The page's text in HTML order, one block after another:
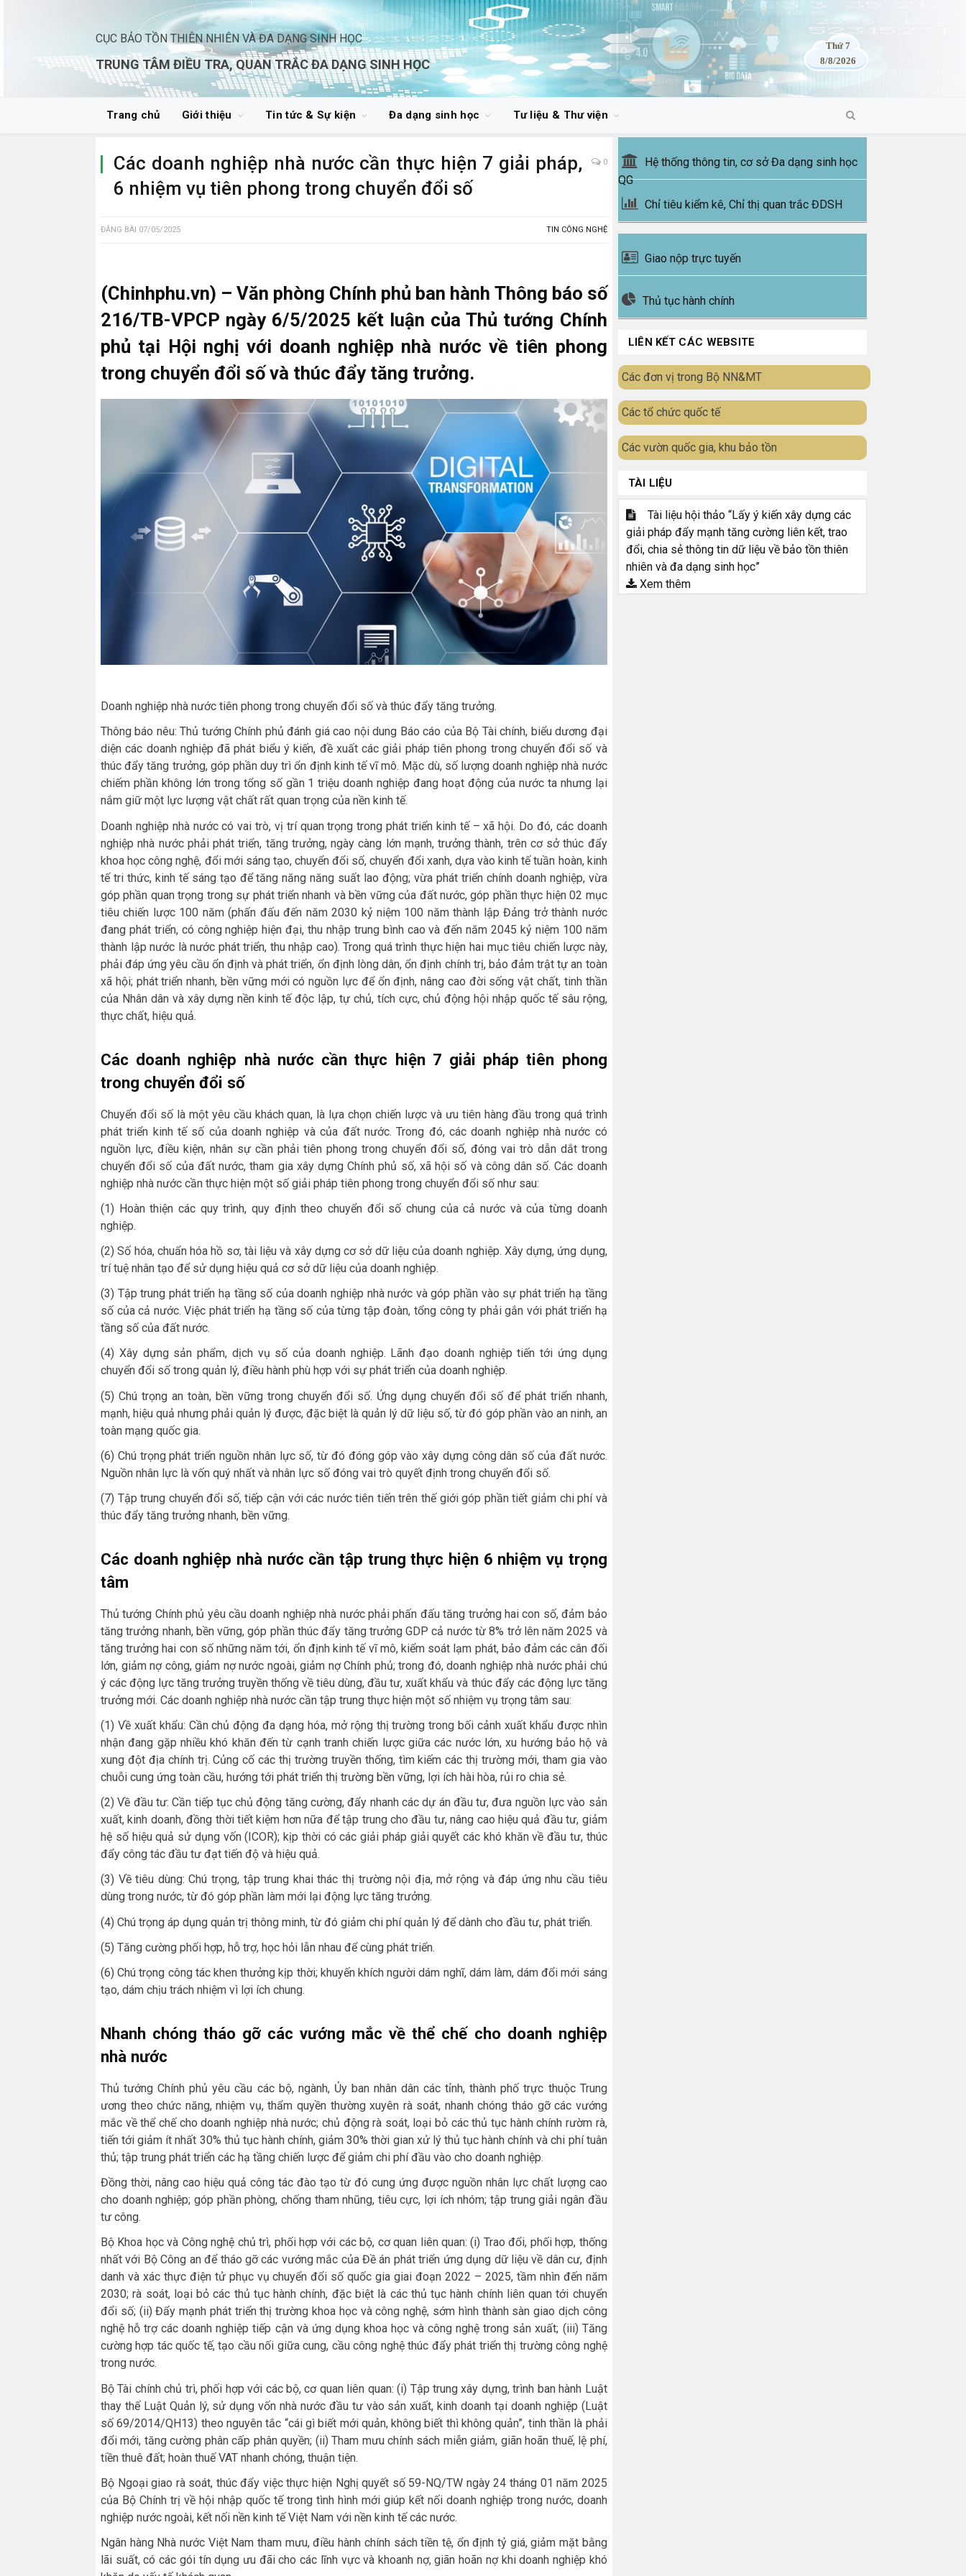
CỤC BẢO TỒN THIÊN NHIÊN VÀ ĐA DẠNG SINH HỌC
TRUNG TÂM ĐIỀU TRA, QUAN TRẮC ĐA DẠNG SINH HỌC
Thứ 7
8/8/2026
Trang chủ Giới thiệu Tin tức & Sự kiện Đa dạng sinh học Tư liệu & Thư viện
Các doanh nghiệp nhà nước cần thực hiện 7 giải pháp,
6 nhiệm vụ tiên phong trong chuyển đổi số
0
ĐĂNG BÀI 07/05/2025 TIN CÔNG NGHỆ
(Chinhphu.vn) – Văn phòng Chính phủ ban hành Thông báo số
216/TB-VPCP ngày 6/5/2025 kết luận của Thủ tướng Chính
phủ tại Hội nghị với doanh nghiệp nhà nước về tiên phong
trong chuyển đổi số và thúc đẩy tăng trưởng.
Doanh nghiệp nhà nước tiên phong trong chuyển đổi số và thúc đẩy tăng trưởng.
Thông báo nêu: Thủ tướng Chính phủ đánh giá cao nội dung Báo cáo của Bộ Tài chính, biểu dương đại
diện các doanh nghiệp đã phát biểu ý kiến, đề xuất các giải pháp tiên phong trong chuyển đổi số và
thúc đẩy tăng trưởng, góp phần duy trì ổn định kinh tế vĩ mô. Mặc dù, số lượng doanh nghiệp nhà nước
chiếm phần không lớn trong tổng số gần 1 triệu doanh nghiệp đang hoạt động của nước ta nhưng lại
nắm giữ một lực lượng vật chất rất quan trọng của nền kinh tế.
Doanh nghiệp nhà nước có vai trò, vị trí quan trọng trong phát triển kinh tế – xã hội. Do đó, các doanh
nghiệp nhà nước phải phát triển, tăng trưởng, ngày càng lớn mạnh, trưởng thành, trên cơ sở thúc đẩy
khoa học công nghệ, đổi mới sáng tạo, chuyển đổi số, chuyển đổi xanh, dựa vào kinh tế tuần hoàn, kinh
tế tri thức, kinh tế sáng tạo để tăng năng năng suất lao động; vừa phát triển chính doanh nghiệp, vừa
góp phần quan trọng trong sự phát triển nhanh và bền vững của đất nước, góp phần thực hiện 02 mục
tiêu chiến lược 100 năm (phấn đấu đến năm 2030 kỷ niệm 100 năm thành lập Đảng trở thành nước
đang phát triển, có công nghiệp hiện đại, thu nhập trung bình cao và đến năm 2045 kỷ niệm 100 năm
thành lập nước là nước phát triển, thu nhập cao). Trong quá trình thực hiện hai mục tiêu chiến lược này,
phải đáp ứng yêu cầu ổn định và phát triển, ổn định lòng dân, ổn định chính trị, bảo đảm trật tự an toàn
xã hội; phát triển nhanh, bền vững mới có nguồn lực để ổn định, nâng cao đời sống vật chất, tinh thần
của Nhân dân và xây dựng nền kinh tế độc lập, tự chủ, tích cực, chủ động hội nhập quốc tế sâu rộng,
thực chất, hiệu quả.
Các doanh nghiệp nhà nước cần thực hiện 7 giải pháp tiên phong
trong chuyển đổi số
Chuyển đổi số là một yêu cầu khách quan, là lựa chọn chiến lược và ưu tiên hàng đầu trong quá trình
phát triển kinh tế số của doanh nghiệp và của đất nước. Trong đó, các doanh nghiệp nhà nước có
nguồn lực, điều kiện, nhân sự cần phải tiên phong trong chuyển đổi số, đóng vai trò dẫn dắt trong
chuyển đổi số của đất nước, tham gia xây dựng Chính phủ số, xã hội số và công dân số. Các doanh
nghiệp nhà nước cần thực hiện một số giải pháp tiên phong trong chuyển đổi số như sau:
(1) Hoàn thiện các quy trình, quy định theo chuyển đổi số chung của cả nước và của từng doanh
nghiệp.
(2) Số hóa, chuẩn hóa hồ sơ, tài liệu và xây dựng cơ sở dữ liệu của doanh nghiệp. Xây dựng, ứng dụng,
trí tuệ nhân tạo để sử dụng hiệu quả cơ sở dữ liệu của doanh nghiệp.
(3) Tập trung phát triển hạ tầng số của doanh nghiệp nhà nước và góp phần vào sự phát triển hạ tầng
số của cả nước. Việc phát triển hạ tầng số của từng tập đoàn, tổng công ty phải gắn với phát triển hạ
tầng số của đất nước.
(4) Xây dựng sản phẩm, dịch vụ số của doanh nghiệp. Lãnh đạo doanh nghiệp tiến tới ứng dụng
chuyển đổi số trong quản lý, điều hành phù hợp với sự phát triển của doanh nghiệp.
(5) Chú trọng an toàn, bền vững trong chuyển đổi số. Ứng dụng chuyển đổi số để phát triển nhanh,
mạnh, hiệu quả nhưng phải quản lý được, đặc biệt là quản lý dữ liệu số, từ đó góp phần vào an ninh, an
toàn mạng quốc gia.
(6) Chú trọng phát triển nguồn nhân lực số, từ đó đóng góp vào xây dựng công dân số của đất nước.
Nguồn nhân lực là vốn quý nhất và nhân lực số đóng vai trò quyết định trong chuyển đổi số.
(7) Tập trung chuyển đổi số, tiếp cận với các nước tiên tiến trên thế giới góp phần tiết giảm chi phí và
thúc đẩy tăng trưởng nhanh, bền vững.
Các doanh nghiệp nhà nước cần tập trung thực hiện 6 nhiệm vụ trọng
tâm
Thủ tướng Chính phủ yêu cầu doanh nghiệp nhà nước phải phấn đấu tăng trưởng hai con số, đảm bảo
tăng trưởng nhanh, bền vững, góp phần thúc đẩy tăng trưởng GDP cả nước từ 8% trở lên năm 2025 và
tăng trưởng hai con số những năm tới, ổn định kinh tế vĩ mô, kiểm soát lạm phát, bảo đảm các cân đối
lớn, giảm nợ công, giảm nợ nước ngoài, giảm nợ Chính phủ; trong đó, doanh nghiệp nhà nước phải chú
ý các động lực tăng trưởng truyền thống về tiêu dùng, đầu tư, xuất khẩu và thúc đẩy các động lực tăng
trưởng mới. Các doanh nghiệp nhà nước cần tập trung thực hiện một số nhiệm vụ trọng tâm sau:
(1) Về xuất khẩu: Cần chủ động đa dạng hóa, mở rộng thị trường trong bối cảnh xuất khẩu được nhìn
nhận đang gặp nhiều khó khăn đến từ cạnh tranh chiến lược giữa các nước lớn, xu hướng bảo hộ và
xung đột địa chính trị. Củng cố các thị trường truyền thống, tìm kiếm các thị trường mới, tham gia vào
chuỗi cung ứng toàn cầu, hướng tới phát triển thị trường bền vững, lợi ích hài hòa, rủi ro chia sẻ.
(2) Về đầu tư: Cần tiếp tục chủ động tăng cường, đẩy nhanh các dự án đầu tư, đưa nguồn lực vào sản
xuất, kinh doanh, đồng thời tiết kiệm hơn nữa để tập trung cho đầu tư, nâng cao hiệu quả đầu tư, giảm
hệ số hiệu quả sử dụng vốn (ICOR); kịp thời có các giải pháp giải quyết các khó khăn về đầu tư, thúc
đẩy công tác đầu tư đạt tiến độ và hiệu quả.
(3) Về tiêu dùng: Chú trọng, tập trung khai thác thị trường nội địa, mở rộng và đáp ứng nhu cầu tiêu
dùng trong nước, từ đó góp phần làm mới lại động lực tăng trưởng.
(4) Chú trọng áp dụng quản trị thông minh, từ đó giảm chi phí quản lý để dành cho đầu tư, phát triển.
(5) Tăng cường phối hợp, hỗ trợ, học hỏi lẫn nhau để cùng phát triển.
(6) Chú trọng công tác khen thưởng kịp thời; khuyến khích người dám nghĩ, dám làm, dám đổi mới sáng
tạo, dám chịu trách nhiệm vì lợi ích chung.
Nhanh chóng tháo gỡ các vướng mắc về thể chế cho doanh nghiệp
nhà nước
Thủ tướng Chính phủ yêu cầu các bộ, ngành, Ủy ban nhân dân các tỉnh, thành phố trực thuộc Trung
ương theo chức năng, nhiệm vụ, thẩm quyền thường xuyên rà soát, nhanh chóng tháo gỡ các vướng
mắc về thể chế cho doanh nghiệp nhà nước; chủ động rà soát, loại bỏ các thủ tục hành chính rườm rà,
tiến tới giảm ít nhất 30% thủ tục hành chính, giảm 30% thời gian xử lý thủ tục hành chính và chi phí tuân
thủ; tập trung phát triển các hạ tầng chiến lược để giảm chi phí đầu vào cho doanh nghiệp.
Đồng thời, nâng cao hiệu quả công tác đào tạo từ đó cung ứng được nguồn nhân lực chất lượng cao
cho doanh nghiệp; góp phần phòng, chống tham nhũng, tiêu cực, lợi ích nhóm; tập trung giải ngân đầu
tư công.
Bộ Khoa học và Công nghệ chủ trì, phối hợp với các bộ, cơ quan liên quan: (i) Trao đổi, phối hợp, thống
nhất với Bộ Công an để tháo gỡ các vướng mắc của Đề án phát triển ứng dụng dữ liệu về dân cư, định
danh và xác thực điện tử phục vụ chuyển đổi số quốc gia giai đoạn 2022 – 2025, tầm nhìn đến năm
2030; rà soát, loại bỏ các thủ tục hành chính, đặc biệt là các thủ tục hành chính liên quan tới chuyển
đổi số; (ii) Đẩy mạnh phát triển thị trường khoa học và công nghệ, sớm hình thành sàn giao dịch công
nghệ hỗ trợ các doanh nghiệp tiếp cận và ứng dụng khoa học và công nghệ trong sản xuất; (iii) Tăng
cường hợp tác quốc tế, tạo cầu nối giữa cung, cầu công nghệ thúc đẩy phát triển thị trường công nghệ
trong nước.
Bộ Tài chính chủ trì, phối hợp với các bộ, cơ quan liên quan: (i) Tập trung xây dựng, trình ban hành Luật
thay thế Luật Quản lý, sử dụng vốn nhà nước đầu tư vào sản xuất, kinh doanh tại doanh nghiệp (Luật
số 69/2014/QH13) theo nguyên tắc “cái gì biết mới quản, không biết thì không quản”, tinh thần là phải
đổi mới, tăng cường phân cấp phân quyền; (ii) Tham mưu chính sách miễn giảm, giãn hoãn thuế, lệ phí,
tiền thuê đất; hoàn thuế VAT nhanh chóng, thuận tiện.
Bộ Ngoại giao rà soát, thúc đẩy việc thực hiện Nghị quyết số 59-NQ/TW ngày 24 tháng 01 năm 2025
của Bộ Chính trị về hội nhập quốc tế trong tình hình mới giúp kết nối doanh nghiệp trong nước, doanh
nghiệp nước ngoài, kết nối nền kinh tế Việt Nam với nền kinh tế các nước.
Ngân hàng Nhà nước Việt Nam tham mưu, điều hành chính sách tiền tệ, ổn định tỷ giá, giảm mặt bằng
lãi suất, có các gói tín dụng ưu đãi cho các lĩnh vực và khoanh nợ, giãn hoãn nợ khi doanh nghiệp khó
Hệ thống thông tin, cơ sở Đa dạng sinh học
QG
Chỉ tiêu kiểm kê, Chỉ thị quan trắc ĐDSH
Giao nộp trực tuyến
Thủ tục hành chính
LIÊN KẾT CÁC WEBSITE
Các đơn vị trong Bộ NN&MT
Các tổ chức quốc tế
Các vườn quốc gia, khu bảo tồn
TÀI LIỆU
Tài liệu hội thảo “Lấy ý kiến xây dựng các
giải pháp đẩy mạnh tăng cường liên kết, trao
đổi, chia sẻ thông tin dữ liệu về bảo tồn thiên
nhiên và đa dạng sinh học”
Xem thêm